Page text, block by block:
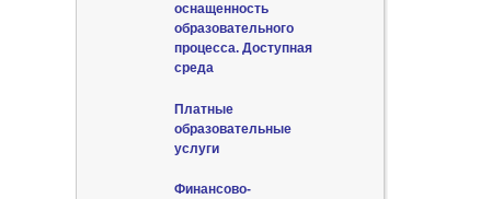
оснащенность
образовательного
процесса. Доступная
среда
Платные
образовательные
услуги
Финансово-